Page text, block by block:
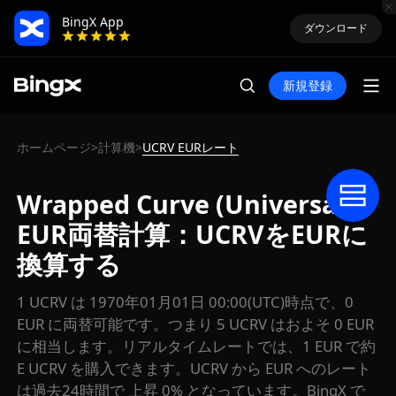
BingX App
ダウンロード
新規登録
ホームページ>計算機>UCRV EURレート
Wrapped Curve (Universal)
EUR両替計算：UCRVをEURに
換算する
1 UCRV は 1970年01月01日 00:00(UTC)時点で、0
EUR に両替可能です。つまり 5 UCRV はおよそ 0 EUR
に相当します。リアルタイムレートでは、1 EUR で約
E UCRV を購入できます。UCRV から EUR へのレート
は過去24時間で 上昇 0% となっています。BingX で